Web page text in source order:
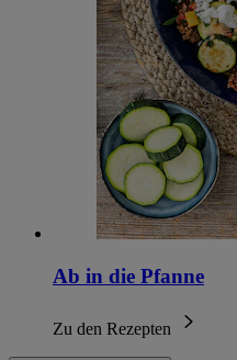
Ab in die Pfanne
Zu den Rezepten